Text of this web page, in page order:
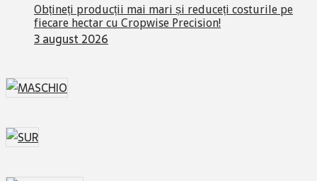
Obțineți producții mai mari și reduceți costurile pe
fiecare hectar cu Cropwise Precision!
3 august 2026